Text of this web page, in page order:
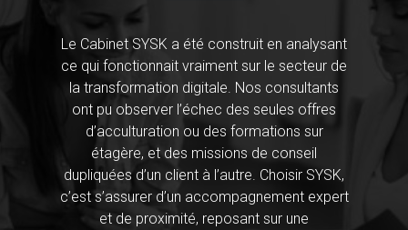
Hit enter to search or ESC to close
Le Cabinet SYSK a été construit en analysant
ce qui fonctionnait vraiment sur le secteur de
la transformation digitale. Nos consultants
ont pu observer l’échec des seules offres
d’acculturation ou des formations sur
étagère, et des missions de conseil
dupliquées d’un client à l’autre. Choisir SYSK,
c’est s’assurer d’un accompagnement expert
et de proximité, reposant sur une